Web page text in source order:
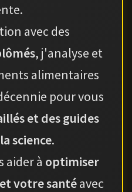
avec des
, j'analyse et
alimentaires
pour vous
et des guides
science.
aider à optimiser
votre santéavec